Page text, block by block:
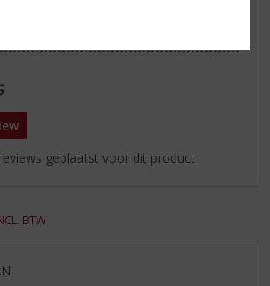
geplaatst voor dit product
BTW